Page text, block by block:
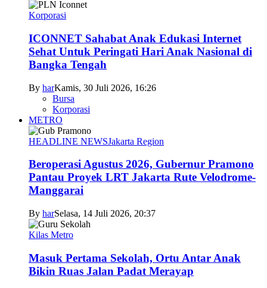
Korporasi
ICONNET Sahabat Anak Edukasi Internet
Sehat Untuk Peringati Hari Anak Nasional di
Bangka Tengah
By harKamis, 30 Juli 2026, 16:26
Bursa
Korporasi
METRO
HEADLINE NEWSJakarta Region
Beroperasi Agustus 2026, Gubernur Pramono
Pantau Proyek LRT Jakarta Rute Velodrome-
Manggarai
By harSelasa, 14 Juli 2026, 20:37
Kilas Metro
Masuk Pertama Sekolah, Ortu Antar Anak
Bikin Ruas Jalan Padat Merayap